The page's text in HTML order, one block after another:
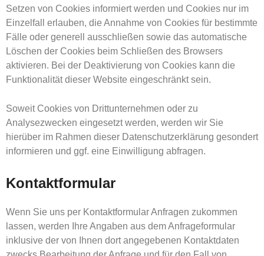
Setzen von Cookies informiert werden und Cookies nur im
Einzelfall erlauben, die Annahme von Cookies für bestimmte
Fälle oder generell ausschließen sowie das automatische
Löschen der Cookies beim Schließen des Browsers
aktivieren. Bei der Deaktivierung von Cookies kann die
Funktionalität dieser Website eingeschränkt sein.
Soweit Cookies von Drittunternehmen oder zu
Analysezwecken eingesetzt werden, werden wir Sie
hierüber im Rahmen dieser Datenschutzerklärung gesondert
informieren und ggf. eine Einwilligung abfragen.
Kontaktformular
Wenn Sie uns per Kontaktformular Anfragen zukommen
lassen, werden Ihre Angaben aus dem Anfrageformular
inklusive der von Ihnen dort angegebenen Kontaktdaten